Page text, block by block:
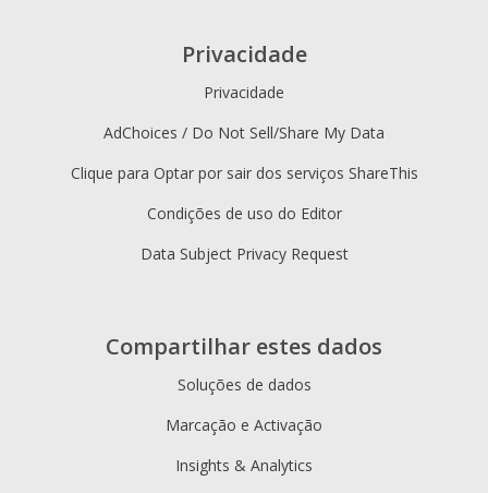
Compartilhar estes dados
Soluções de dados
Marcação e Activação
Insights & Analytics
Privacidade
Privacidade
AdChoices / Do Not Sell/Share My Data
Clique para Optar por sair dos serviços ShareThis
Condições de uso do Editor
Data Subject Privacy Request